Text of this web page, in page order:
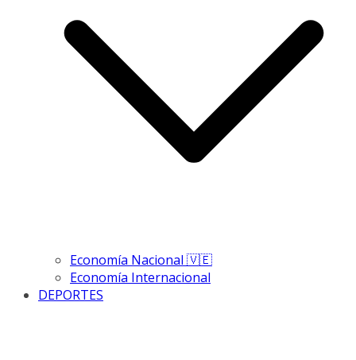
Economía Nacional 🇻🇪
Economía Internacional
DEPORTES